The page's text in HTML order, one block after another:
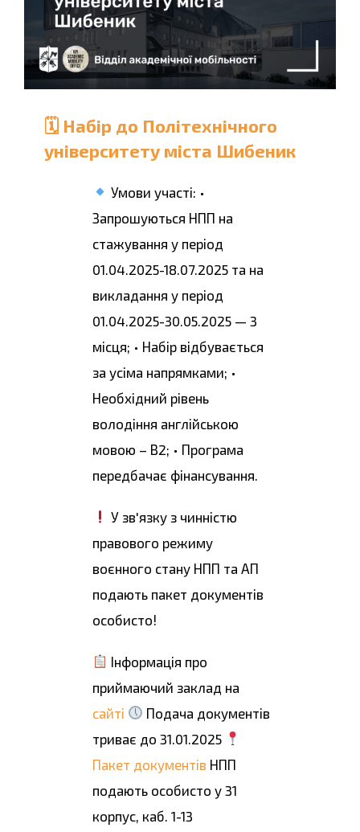
🗓 Набір до Політехнічного
університету міста Шибеник
Умови участі: •
Запрошуються НПП на
стажування у період
01.04.2025-18.07.2025 та на
викладання у період
01.04.2025-30.05.2025 — 3
місця; • Набір відбувається
за усіма напрямками; •
Необхідний рівень
володіння англійською
мовою – В2; • Програма
передбачає фінансування.
У зв'язку з чинністю
правового режиму
воєнного стану НПП та АП
подають пакет документів
особисто!
Інформація про
приймаючий заклад на
сайті
Подача документів
триває до 31.01.2025
Пакет документів НПП
подають особисто у 31
корпус, каб. 1-13